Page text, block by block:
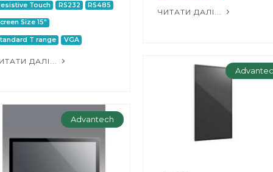
ЧИТАТИ ДАЛІ...
Touch RS232 RS485
Size 15"
T range VGA
ДАЛІ...
Advantech